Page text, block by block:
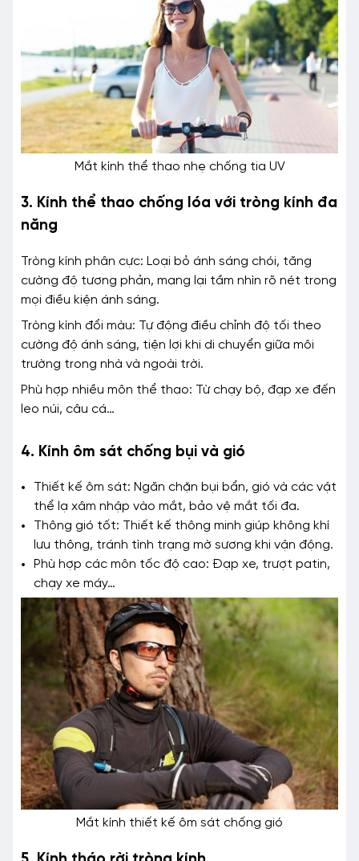
Mắt kính thể thao nhẹ chống tia UV
3. Kính thể thao chống lóa với tròng kính đa
năng
Tròng kính phân cực: Loại bỏ ánh sáng chói, tăng
cường độ tương phản, mang lại tầm nhìn rõ nét trong
mọi điều kiện ánh sáng.
Tròng kính đổi màu: Tự động điều chỉnh độ tối theo
cường độ ánh sáng, tiện lợi khi di chuyển giữa môi
trường trong nhà và ngoài trời.
Phù hợp nhiều môn thể thao: Từ chạy bộ, đạp xe đến
leo núi, câu cá…
4. Kính ôm sát chống bụi và gió
Thiết kế ôm sát: Ngăn chặn bụi bẩn, gió và các vật
thể lạ xâm nhập vào mắt, bảo vệ mắt tối đa.
Thông gió tốt: Thiết kế thông minh giúp không khí
lưu thông, tránh tình trạng mờ sương khi vận động.
Phù hợp các môn tốc độ cao: Đạp xe, trượt patin,
chạy xe máy…
Mắt kính thiết kế ôm sát chống gió